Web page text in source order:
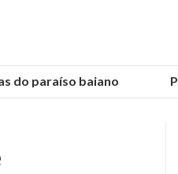
paraíso baiano